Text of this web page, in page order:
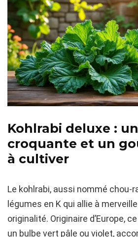
Kohlrabi deluxe :
croquante et un
à cultiver
Le kohlrabi, aussi nommé chou-
légumes en K qui allie à
originalité. Originaire d’Europe,
un bulbe vert pâle ou violet,